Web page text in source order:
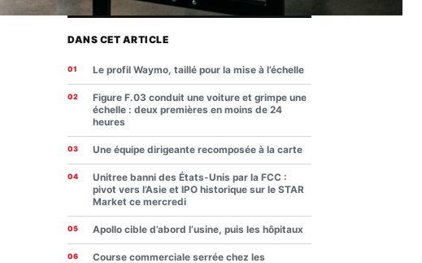
DANS CET ARTICLE
Le profil Waymo, taillé pour la mise à l’échelle
Figure F.03 conduit une voiture et grimpe une
échelle : deux premières en moins de 24
heures
Une équipe dirigeante recomposée à la carte
Unitree banni des États-Unis par la FCC :
pivot vers l’Asie et IPO historique sur le STAR
Market ce mercredi
Apollo cible d’abord l’usine, puis les hôpitaux
Course commerciale serrée chez les